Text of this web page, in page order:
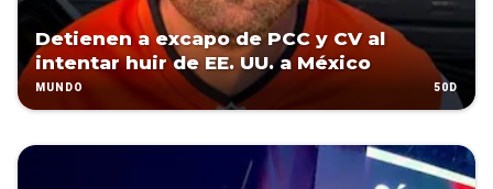
Detienen a excapo de PCC y CV al
intentar huir de EE. UU. a México
MUNDO 50D